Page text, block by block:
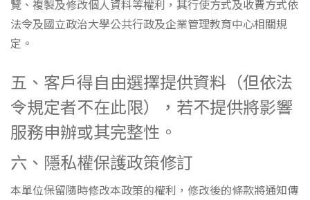
覽、複製及修改個人資料等權利，其行使方式及收費方式依
法令及國立政治大學公共行政及企業管理教育中心相關規
定。
五、客戶得自由選擇提供資料（但依法
令規定者不在此限），若不提供將影響
服務申辦或其完整性。
六、隱私權保護政策修訂
本單位保留隨時修改本政策的權利，修改後的條款將通知傳